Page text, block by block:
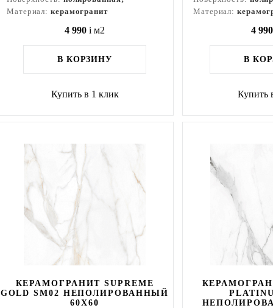
Материал: керамогранит
4 990 i м2
В КОРЗИНУ
Купить в 1 клик
Материал:
4 990
В
Купить
КЕРАМОГРАНИТ SUPREME
GOLD SM02 НЕПОЛИРОВАННЫЙ
60X60